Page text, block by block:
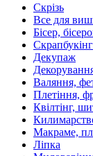
Скрізь
Все для
Бісер,
Скрапбукінг
Декупаж
Валяння,
Плетіння,
Квілтінг,
Макраме,
Ліпка